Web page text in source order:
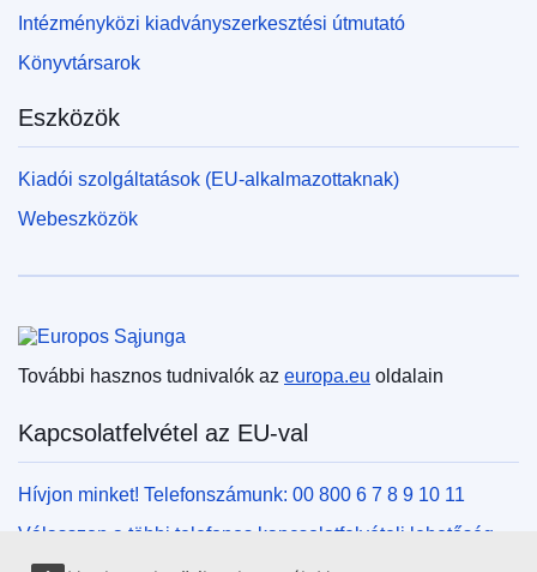
Intézményközi kiadványszerkesztési útmutató
Könyvtársarok
Eszközök
Kiadói szolgáltatások (EU-alkalmazottaknak)
Webeszközök
További hasznos tudnivalók az europa.eu oldalain
Kapcsolatfelvétel az EU-val
Hívjon minket! Telefonszámunk: 00 800 6 7 8 9 10 11
Válasszon a többi telefonos kapcsolatfelvételi lehetőség
közül!